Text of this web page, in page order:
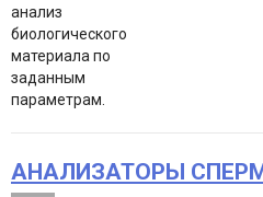
анализ
биологического
материала по
заданным
параметрам.
АНАЛИЗАТОРЫ